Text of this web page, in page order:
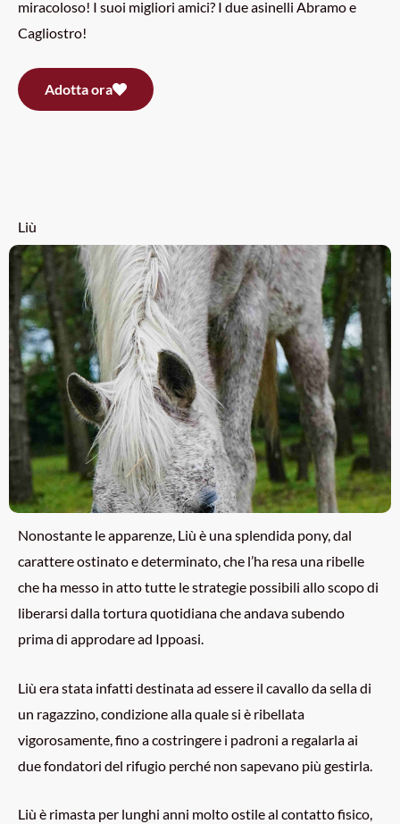
miracoloso! I suoi migliori amici? I due asinelli Abramo e
Cagliostro!
Adotta ora
Nonostante le apparenze, Liù è una splendida pony, dal
carattere ostinato e determinato, che l’ha resa una ribelle
che ha messo in atto tutte le strategie possibili allo scopo di
liberarsi dalla tortura quotidiana che andava subendo
prima di approdare ad Ippoasi.
Liù era stata infatti destinata ad essere il cavallo da sella di
un ragazzino, condizione alla quale si è ribellata
vigorosamente, fino a costringere i padroni a regalarla ai
due fondatori del rifugio perché non sapevano più gestirla.
Liù è rimasta per lunghi anni molto ostile al contatto fisico,
Liù